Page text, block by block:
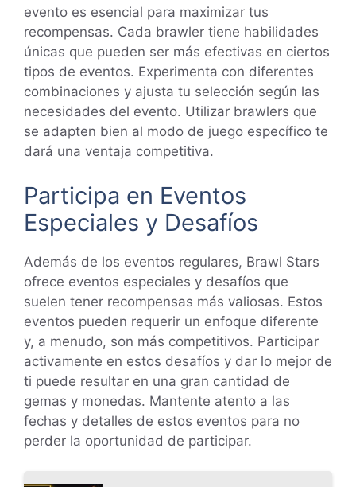
evento es esencial para maximizar tus
recompensas. Cada brawler tiene habilidades
únicas que pueden ser más efectivas en ciertos
tipos de eventos. Experimenta con diferentes
combinaciones y ajusta tu selección según las
necesidades del evento. Utilizar brawlers que
se adapten bien al modo de juego específico te
dará una ventaja competitiva.
Participa en Eventos
Especiales y Desafíos
Además de los eventos regulares, Brawl Stars
ofrece eventos especiales y desafíos que
suelen tener recompensas más valiosas. Estos
eventos pueden requerir un enfoque diferente
y, a menudo, son más competitivos. Participar
activamente en estos desafíos y dar lo mejor de
ti puede resultar en una gran cantidad de
gemas y monedas. Mantente atento a las
fechas y detalles de estos eventos para no
perder la oportunidad de participar.